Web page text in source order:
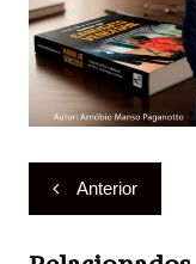
A
p
p
b
o
o
k
Navegação
de
Post
Anterior